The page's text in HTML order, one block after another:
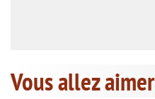
Vous allez aimer